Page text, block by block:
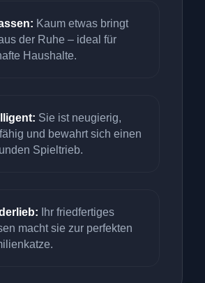
Kaum etwas bringt
der Ruhe – ideal für
Haushalte.
Sie ist neugierig,
und bewahrt sich einen
Spieltrieb.
Ihr friedfertiges
macht sie zur perfekten